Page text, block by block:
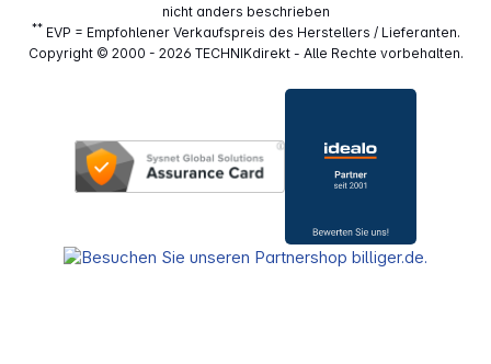
nicht anders beschrieben
**EVP = Empfohlener Verkaufspreis des Herstellers / Lieferanten.
Copyright © 2000 - 2026 TECHNIKdirekt - Alle Rechte vorbehalten.